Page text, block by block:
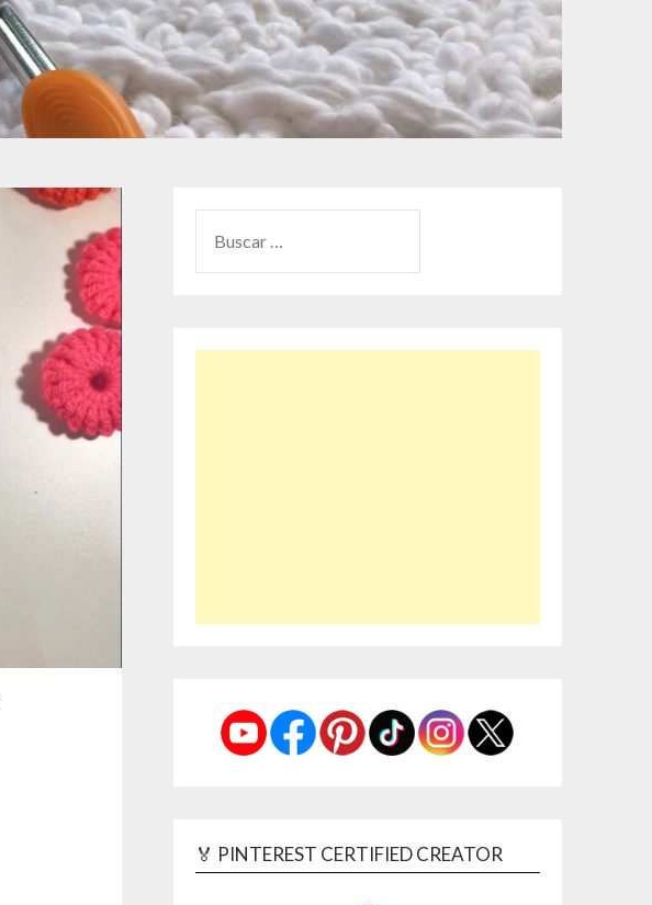
🏅 PINTEREST CERTIFIED CREATOR